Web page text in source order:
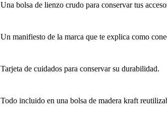
Una bolsa de lienzo crudo para conservar tus
Un manifiesto de la marca que te explica como
Tarjeta de cuidados para conservar su durabilidad.
Todo incluido en una bolsa de madera kraft